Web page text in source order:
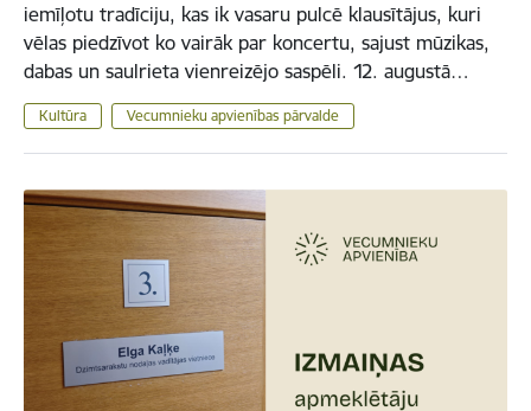
iemīļotu tradīciju, kas ik vasaru pulcē klausītājus, kuri
vēlas piedzīvot ko vairāk par koncertu, sajust mūzikas,
dabas un saulrieta vienreizējo saspēli. 12. augustā…
Kultūra Vecumnieku apvienības pārvalde